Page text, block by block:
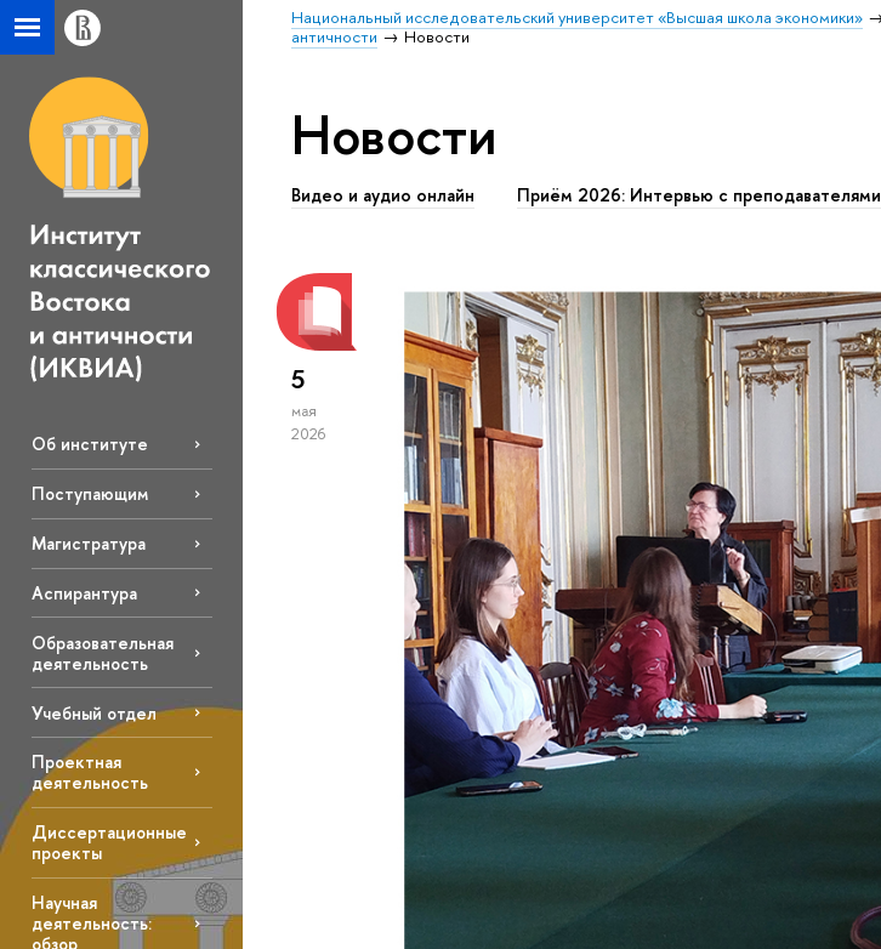
Национальный исследовательский университет «Высшая школа экономики»
античности
Новости
Об институте
Поступающим
Магистратура
Аспирантура
Образовательная
деятельность
Учебный отдел
Проектная
деятельность
Диссертационные
проекты
Научная
деятельность:
обзор
Новости
Видео и аудио онлайн Приём 2026: Интервью с преподавателями
5
мая
2026